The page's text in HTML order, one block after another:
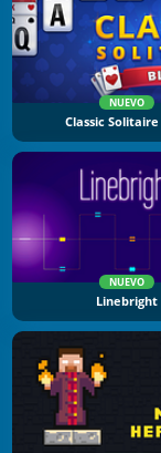
NUEVO
Classic Solitaire
NUEVO
Linebright